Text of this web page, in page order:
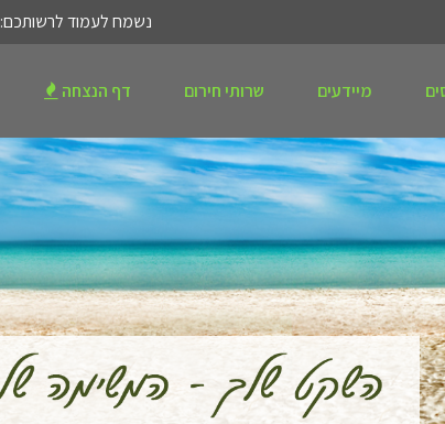
נשמח לעמוד לרשותכם: 02-6255557
מיידעים שרותי חירום דף הנצחה